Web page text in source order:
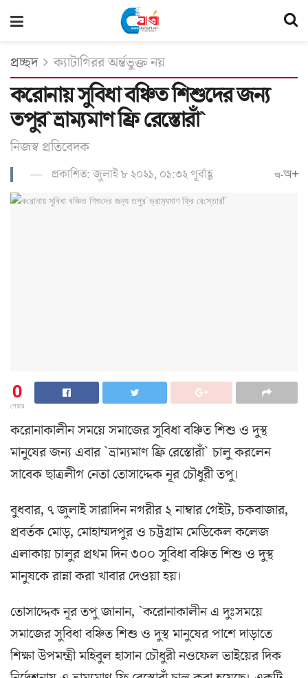
প্রচ্ছদ ক্যাটাগিরর অর্ন্তভুক্ত নয়
ক‌রোনায় সু‌বিধা ব‌ঞ্চিত শিশু‌দের জন‌্য
তপুর`ভ্রাম‌্যমাণ ফ্রি রে‌স্তোরাঁ`
নিজস্ব প্রতি‌বেদক
প্রকাশিত: জুলাই ৮ ২০২১, ০১:৩২ পূর্বাহ্ণ অ-অ+
0
শেয়ার
ক‌রোনাকালীন সম‌য়ে সমা‌জের সু‌বিধা বঞ্চিত শিশু ও দুস্থ‌
মানু‌ষের জন‌্য এবার `ভ্রাম‌্যমাণ ফ্রি রে‌স্তোরাঁ` চালু কর‌লেন
সা‌বেক ছাত্রলীগ নেতা তোসা‌দ্দেক নূর চৌধুরী তপু।
বুধবার, ৭ জুলাই সারা‌দিন নগরীর ২ নাম্বার গেইট, চকবাজার,
প্রবর্তক মোড়, মোহাম্মদপুর ও চট্টগ্রাম মে‌ডি‌কেল ক‌লেজ
এলাকায় চালুর প্রথম দিন ৩০০ সু‌বিধা ব‌ঞ্চিত শিশু ও দুস্থ
মানু‌ষ‌কে রান্না করা খাবার দেওয়া হয়।
তোসা‌দ্দেক নূর তপু জানান, `করোনাকালীন এ দুঃসম‌য়ে
সমা‌জের সু‌বিধা ব‌ঞ্চিত শিশু ও দুস্থ মানু‌ষের পা‌শে দাড়া‌তে
শিক্ষা উপমন্ত্রী ম‌হিবুল হাসান চৌধুরী নও‌ফেল ভাই‌য়ের দিক